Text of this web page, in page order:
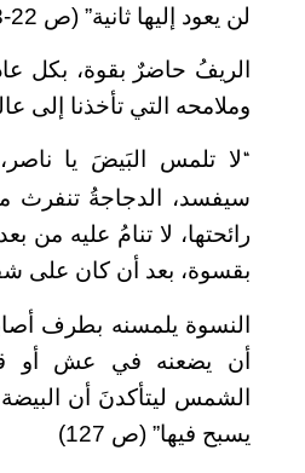
لن يعود إليها ثانية” (ص 22-23)
الريفُ حاضرٌ بقوة، بكل
وملامحه التي تأخذنا إلى
لا تلمس البَيضَ يا
سيفسد، الدجاجةُ تنفرث
رائحتها، لا تنامُ عليه من
بقسوة، بعد أن كان على
النسوة يلمسنه بطرف
أن يضعنه في عش أو
الشمس ليتأكدنَ أن البيضة
يسبح فيها” (ص 127)